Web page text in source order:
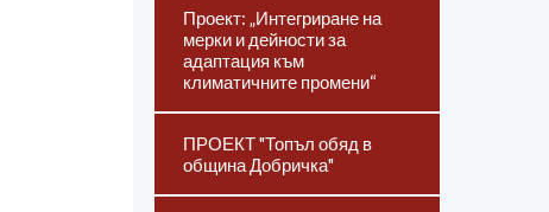
Проект: „Интегриране на
мерки и дейности за
адаптация към
климатичните промени“
ПРОЕКТ "Топъл обяд в
община Добричка"